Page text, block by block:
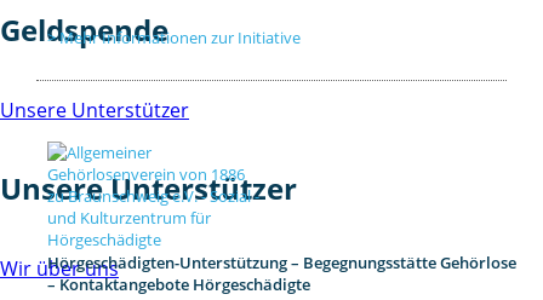
Geldspende
Unsere Unterstützer
Unsere Unterstützer
Wir über uns
Mehr Informationen zur Initiative
Hörgeschädigten-Unterstützung – Begegnungsstätte Gehörlose
– Kontaktangebote Hörgeschädigte